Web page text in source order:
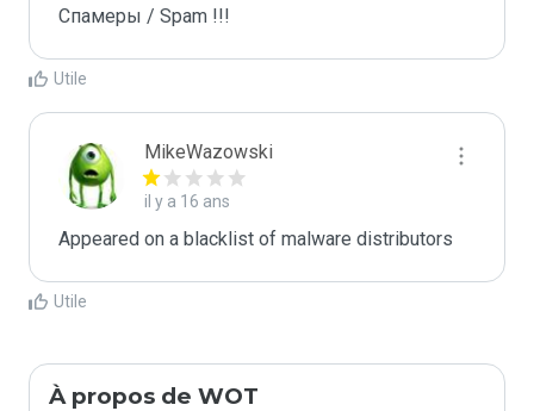
Спамеры / Spam !!!
Utile
MikeWazowski
il y a 16 ans
Appeared on a blacklist of malware distributors
Utile
À propos de WOT